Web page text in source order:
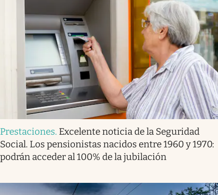
Prestaciones. Excelente noticia de la Seguridad
Social. Los pensionistas nacidos entre 1960 y 1970:
podrán acceder al 100% de la jubilación